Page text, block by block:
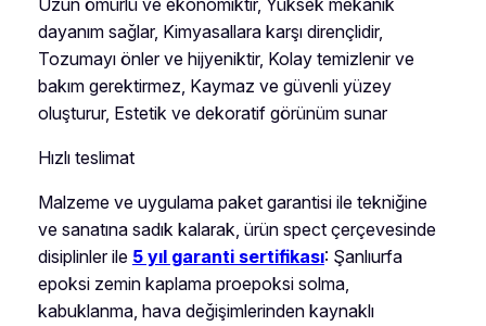
Uzun ömürlü ve ekonomiktir, Yüksek mekanik
dayanım sağlar, Kimyasallara karşı dirençlidir,
Tozumayı önler ve hijyeniktir, Kolay temizlenir ve
bakım gerektirmez, Kaymaz ve güvenli yüzey
oluşturur, Estetik ve dekoratif görünüm sunar
Hızlı teslimat
Malzeme ve uygulama paket garantisi ile tekniğine
ve sanatına sadık kalarak, ürün spect çerçevesinde
disiplinler ile 5 yıl garanti sertifikası: Şanlıurfa
epoksi zemin kaplama proepoksi solma,
kabuklanma, hava değişimlerinden kaynaklı